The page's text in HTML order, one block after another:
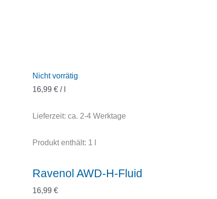
Nicht vorrätig
16,99 €/
Lieferzeit: ca. 2-4 Werktage
Produkt enthält: 1
Ravenol AWD-H-Fluid
16,99 €